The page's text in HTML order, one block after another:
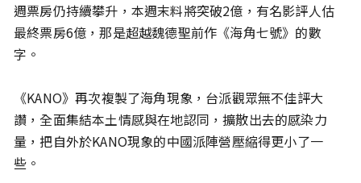
週票房仍持續攀升，本週末料將突破2億，有名影評人估
最終票房6億，那是超越魏德聖前作《海角七號》的數
字。
《KANO》再次複製了海角現象，台派觀眾無不佳評大
讚，全面集結本土情感與在地認同，擴散出去的感染力
量，把自外於KANO現象的中國派陣營壓縮得更小了一
些。